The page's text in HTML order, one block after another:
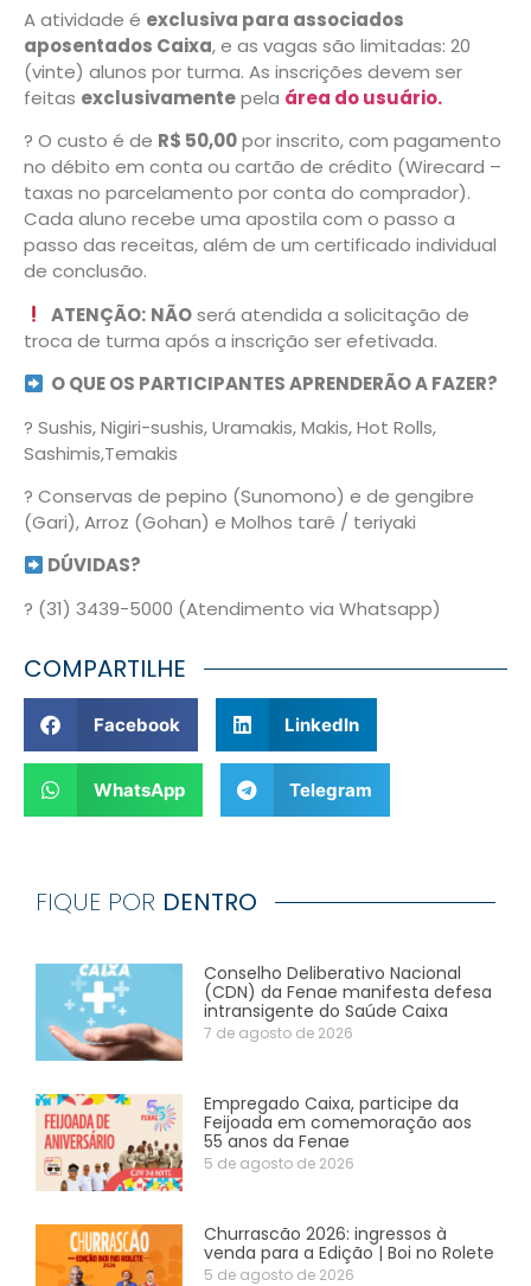
A atividade é exclusiva para associados
aposentados Caixa, e as vagas são limitadas: 20
(vinte) alunos por turma. As inscrições devem ser
feitas exclusivamentepela área do usuário.
? O custo é de R$ 50,00por inscrito, com pagamento
no débito em conta ou cartão de crédito (Wirecard –
taxas no parcelamento por conta do comprador).
Cada aluno recebe uma apostila com o passo a
passo das receitas, além de um certificado individual
de conclusão.
ATENÇÃO: NÃOserá atendida a solicitação de
troca de turma após a inscrição ser efetivada.
O QUE OS PARTICIPANTES APRENDERÃO A FAZER?
? Sushis, Nigiri-sushis, Uramakis, Makis, Hot Rolls,
Sashimis,Temakis
? Conservas de pepino (Sunomono) e de gengibre
(Gari), Arroz (Gohan) e Molhos tarê / teriyaki
DÚVIDAS?
? (31) 3439-5000 (Atendimento via Whatsapp)
COMPARTILHE
Facebook LinkedIn
WhatsApp Telegram
FIQUE POR DENTRO
Conselho Deliberativo Nacional
(CDN) da Fenae manifesta defesa
intransigente do Saúde Caixa
7 de agosto de 2026
Empregado Caixa, participe da
Feijoada em comemoração aos
55 anos da Fenae
5 de agosto de 2026
Churrascão 2026: ingressos à
venda para a Edição | Boi no Rolete
5 de agosto de 2026